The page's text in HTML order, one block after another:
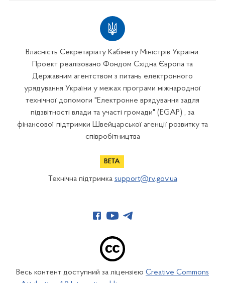
Власність Секретаріату Кабінету Міністрів України.
Проект реалізовано Фондом Східна Європа та
Державним агентством з питань електронного
урядування України у межах програми міжнародної
технічної допомоги "Електронне врядування задля
підзвітності влади та участі громади" (EGAP) , за
фінансової підтримки Швейцарської агенції розвитку та
співробітництва
Технічна підтримка support@rv.gov.ua
Весь контент доступний за ліцензією Creative Commons